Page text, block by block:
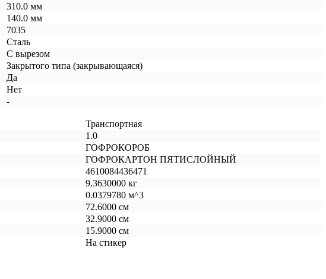
310.0 мм
140.0 мм
7035
Сталь
С вырезом
Закрытого типа (закрывающаяся)
Да
Нет
-
Транспортная
1.0
ГОФРОКОРОБ
ГОФРОКАРТОН ПЯТИСЛОЙНЫЙ
4610084436471
9.3630000 кг
0.0379780 м^3
72.6000 см
32.9000 см
15.9000 см
На стикер